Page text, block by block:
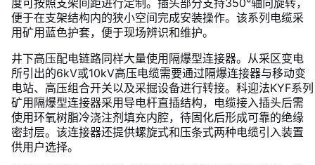
度可按照支架间距进行定制。插头部分支持350°轴向旋转，
便于在支架结构内的狭小空间完成安装操作。该系列电缆采
用矿用蓝色护套，便于现场辨识和维护。
井下高压配电链路同样大量使用隔爆型连接器。从采区变电
所引出的6kV或10kV高压电缆需要通过隔爆连接器与移动变
电站、高压组合开关以及采掘设备进行转接。科迎法KYF系列
矿用隔爆型连接器采用导电杆直插结构，电缆接入插头后需
使用环氧树脂冷浇注剂填充内腔，待固化后形成可靠的绝缘
密封层。该连接器还提供螺旋式和压条式两种电缆引入装置
供用户选择。